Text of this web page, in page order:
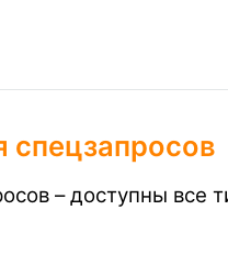
спецзапросов
– доступны все